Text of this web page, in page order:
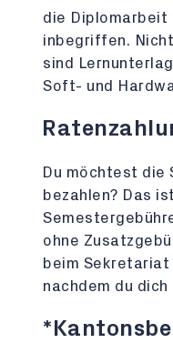
die Diplomarbeit
inbegriffen.
sind
Soft- und
Du möchtest die
bezahlen? Das
ohne
beim
nachdem du